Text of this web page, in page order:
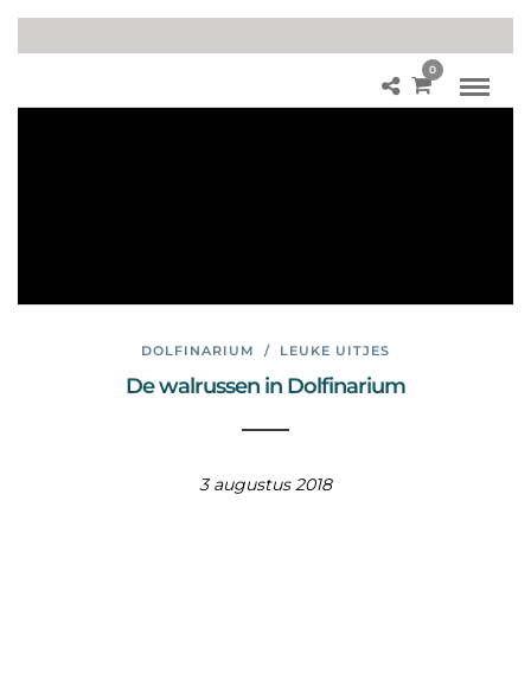
0
DOLFINARIUM / LEUKE UITJES
De walrussen in Dolfinarium
3 augustus 2018